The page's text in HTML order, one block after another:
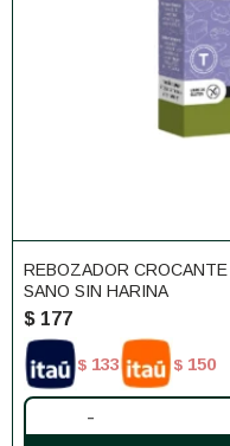
REBOZADOR
SANO SIN HARINA
$ 177
$ 133 $ 150
-